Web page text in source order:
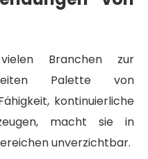
Branchen zur
Palette von
kontinuierliche
macht sie in
unverzichtbar.